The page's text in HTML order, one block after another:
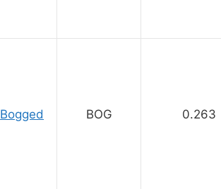
Bogged BOG 0.263